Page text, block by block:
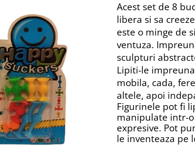
Acest set de 8
libera si sa
este o minge de
ventuza.
sculpturi
Lipiti-le
mobila, cada,
altele, apoi
Figurinele pot fi
manipulate intr-
expresive. Pot
le inventeaza pe